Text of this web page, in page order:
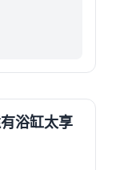
浴缸太享